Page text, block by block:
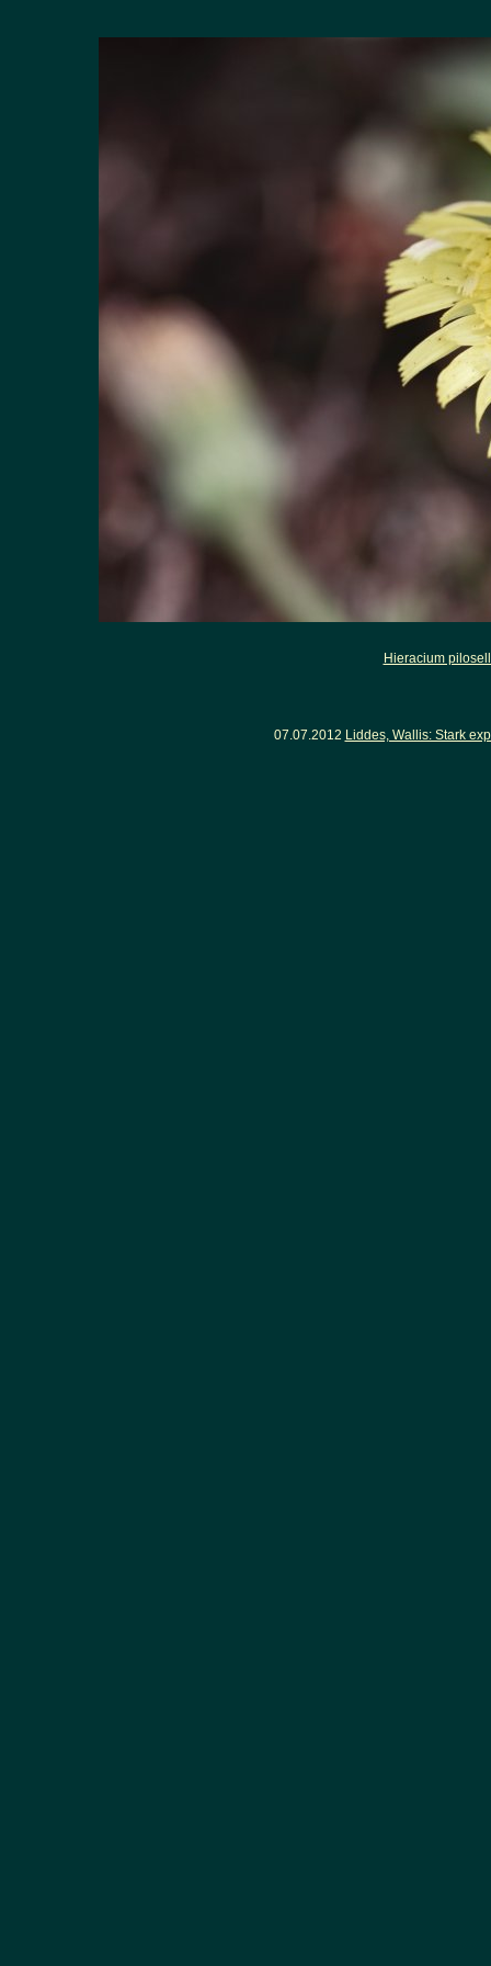
Hieracium
07.07.2012 Liddes, Wallis: Stark